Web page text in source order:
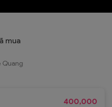
mua
Quang
400,000